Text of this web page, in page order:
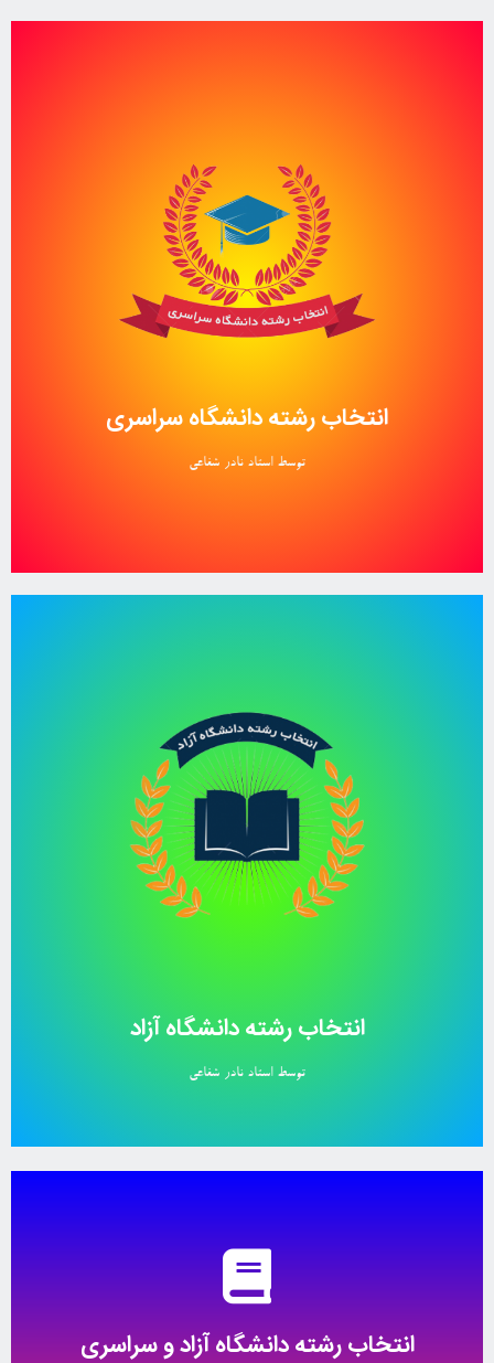
انتخاب رشته دانشگاه سراسری
توسط استاد نادر شفاعی
انتخاب رشته حرفه ای
بررسی رشته و دانشگاه های سراسری و قبولی در بهترین رشته های دانشگاهی
برای اطلاعات بیشتر کلیک کنید
انتخاب رشته دانشگاه آزاد
توسط استاد نادر شفاعی
انتخاب رشته حرفه ای
بررسی رشته و دانشگاه های آزاد و قبولی در بهترین رشته های دانشگاهی.
برای اطلاعات بیشتر کلیک کنید
انتخاب رشته دانشگاه آزاد و سراسری
انتخاب رشته حرفه ای